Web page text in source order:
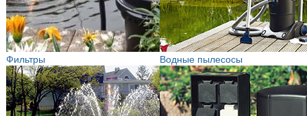
Фильтры Водные пылесосы